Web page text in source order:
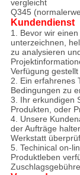
vergleicht
Q345
Kundendienst
1. Bevor wir
unterzeichnen,
zu analysieren
Verfügung
2. Ein erfahrenes
Bedingungen zu
3. Ihr erkundigen
Produkten, oder
4. Unsere
der Aufträge
Werkstatt
5. Techinical on-
Produktleben